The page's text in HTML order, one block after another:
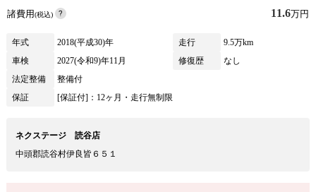
諸費用(税込) 11.6万円
年式 2018(平成30)年 走行
9.5万km
車検
2027(令和9)年11月 修復歴
なし
法定整備
整備付
保証
[保証付]：12ヶ月・走行無制限
ネクステージ 読谷店
中頭郡読谷村伊良皆６５１